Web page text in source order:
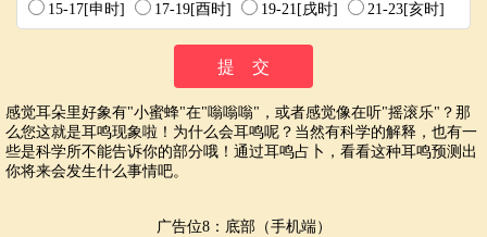
15-17[申时]
17-19[酉时] 19-21[戌时] 21-23[亥时]
感觉耳朵里好象有"小蜜蜂"在"嗡嗡嗡"，或者感觉像在听"摇滚乐"？那
么您这就是耳鸣现象啦！为什么会耳鸣呢？当然有科学的解释，也有一
些是科学所不能告诉你的部分哦！通过耳鸣占卜，看看这种耳鸣预测出
你将来会发生什么事情吧。
广告位8：底部（手机端）